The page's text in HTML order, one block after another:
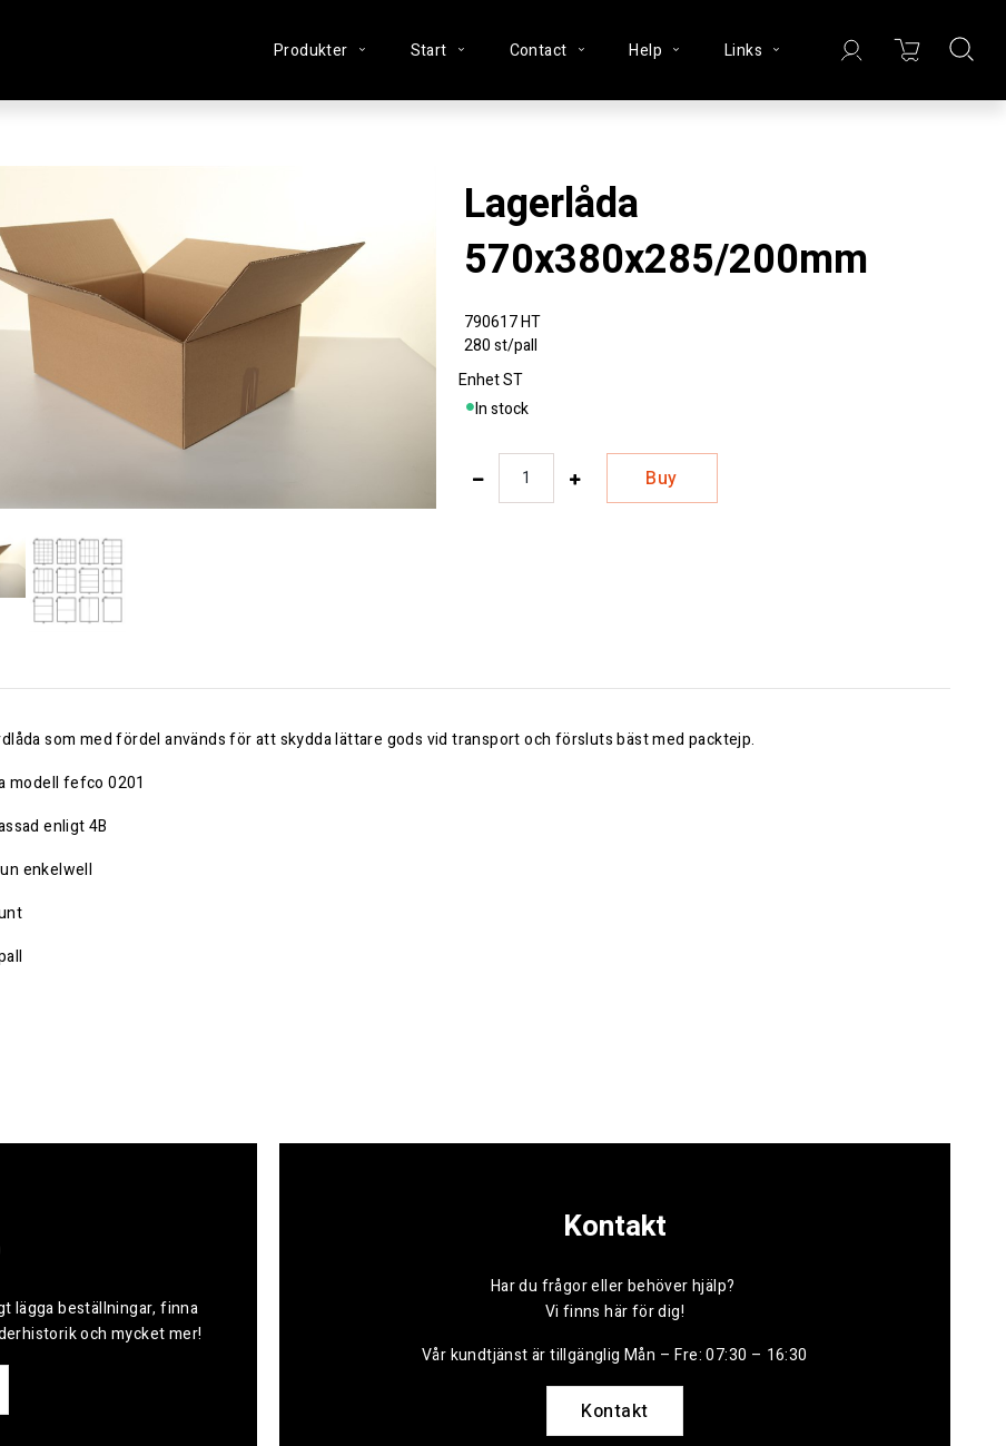
Produkter Start Contact Help Links
Lagerlåda
570x380x285/200mm
790617 HT
280 st/pall
EnhetST
In stock
Buy
som med fördel används för att skydda lättare gods vid transport och försluts bäst med packtejp.
modell fefco 0201
enligt 4B
enkelwell
lägga beställningar, finna
och mycket mer!
Kontakt
Har du frågor eller behöver hjälp?
Vi finns här för dig!
Vår kundtjänst är tillgänglig Mån – Fre: 07:30 – 16:30
Kontakt